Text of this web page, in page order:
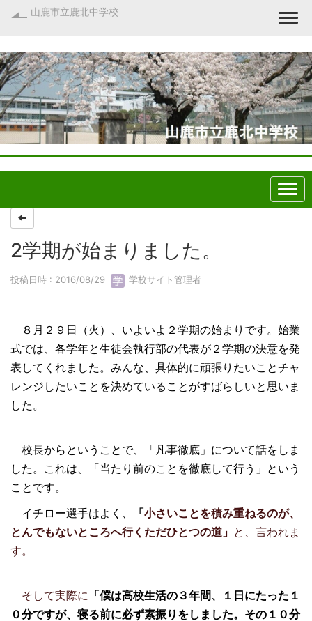
山鹿市立鹿北中学校
2学期が始まりました。
投稿日時 : 2016/08/29 学校サイト管理者
８月２９日（火）、いよいよ２学期の始まりです。始業
式では、各学年と生徒会執行部の代表が２学期の決意を発
表してくれました。みんな、具体的に頑張りたいことチャ
レンジしたいことを決めていることがすばらしいと思いま
した。
校長からということで、「凡事徹底」について話をしま
した。 これは、「当たり前のことを徹底して行う」という
ことです。
イチロー選手はよく、
「 小さいことを積み重ねるのが、
とんでもないところへ行くただひとつの道」 と、言われま
す。
そして実際に 「僕は高校生活の ３年間、 １ 日にたった １
０分ですが、寝る前に必ず素振りをしました。その １０分